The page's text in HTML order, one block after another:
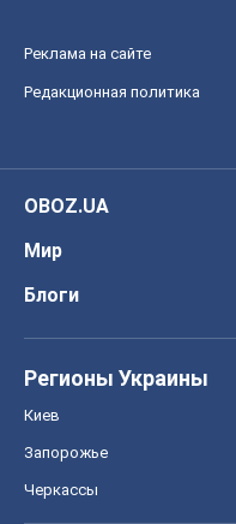
Реклама на сайте
Редакционная политика
OBOZ.UA
Мир
Блоги
Регионы Украины
Киев
Запорожье
Черкассы